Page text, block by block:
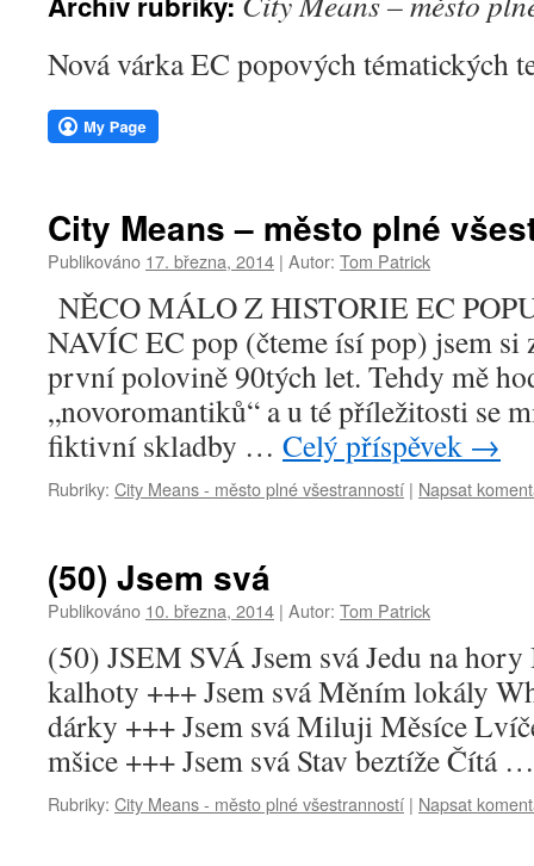
webu
Nová várka EC popových tématických
City Means – město plné
Publikováno 17. března, 2014 | Autor: Tom Patrick
NĚCO MÁLO Z HISTORIE EC
NAVÍC EC pop (čteme ísí pop) jsem si
první polovině 90tých let. Tehdy mě
„novoromantiků“ a u té příležitosti se
fiktivní skladby … Celý příspěvek →
Rubriky: City Means - město plné všestranností | Napsat
(50) Jsem svá
Publikováno 10. března, 2014 | Autor: Tom Patrick
(50) JSEM SVÁ Jsem svá Jedu na
kalhoty +++ Jsem svá Měním lokály
dárky +++ Jsem svá Miluji Měsíce
mšice +++ Jsem svá Stav beztíže Čítá
Rubriky: City Means - město plné všestranností | Napsat